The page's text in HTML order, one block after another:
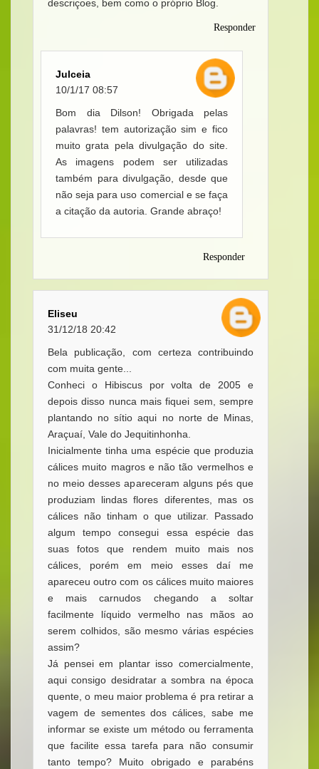
descriçoes, bem como o próprio Blog.
Responder
Julceia
10/1/17 08:57
Bom dia Dilson! Obrigada pelas
palavras! tem autorização sim e fico
muito grata pela divulgação do site.
As imagens podem ser utilizadas
também para divulgação, desde que
não seja para uso comercial e se faça
a citação da autoria. Grande abraço!
Responder
Eliseu
31/12/18 20:42
Bela publicação, com certeza contribuindo
com muita gente...
Conheci o Hibiscus por volta de 2005 e
depois disso nunca mais fiquei sem, sempre
plantando no sítio aqui no norte de Minas,
Araçuaí, Vale do Jequitinhonha.
Inicialmente tinha uma espécie que produzia
cálices muito magros e não tão vermelhos e
no meio desses apareceram alguns pés que
produziam lindas flores diferentes, mas os
cálices não tinham o que utilizar. Passado
algum tempo consegui essa espécie das
suas fotos que rendem muito mais nos
cálices, porém em meio esses daí me
apareceu outro com os cálices muito maiores
e mais carnudos chegando a soltar
facilmente líquido vermelho nas mãos ao
serem colhidos, são mesmo várias espécies
assim?
Já pensei em plantar isso comercialmente,
aqui consigo desidratar a sombra na época
quente, o meu maior problema é pra retirar a
vagem de sementes dos cálices, sabe me
informar se existe um método ou ferramenta
que facilite essa tarefa para não consumir
tanto tempo? Muito obrigado e parabéns